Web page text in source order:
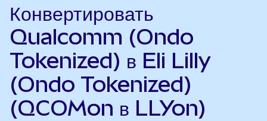
Конвертировать
Qualcomm (Ondo
Tokenized) в Eli Lilly
(Ondo Tokenized)
(QCOMon в LLYon)